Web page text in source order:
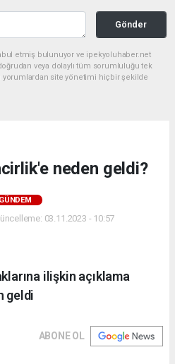
Gönder
etmiş bulunuyor ve ipekyoluhaber.net
veya dolaylı tüm sorumluluğu tek
yorumlardan site yönetimi hiçbir şekilde
neden geldi?
GÜNDEM
03.11.2023 - 10:57
ilişkin açıklama
geldi
ABONE OL